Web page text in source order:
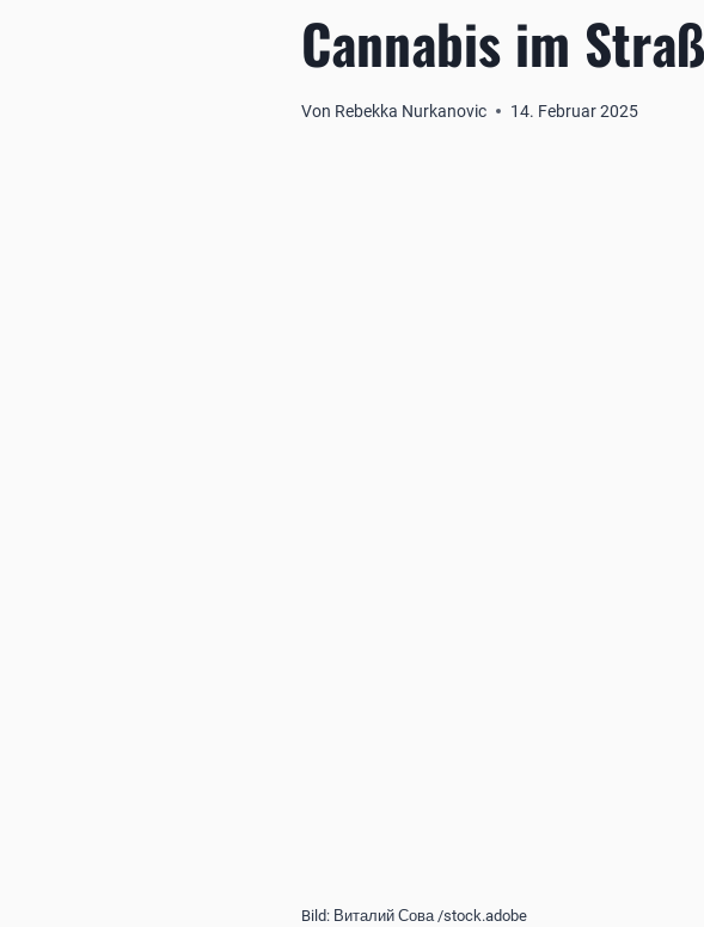
Cannabis im
Von Rebekka Nurkanovic 14. Februar 2025
Bild: Виталий Сова /stock.adobe